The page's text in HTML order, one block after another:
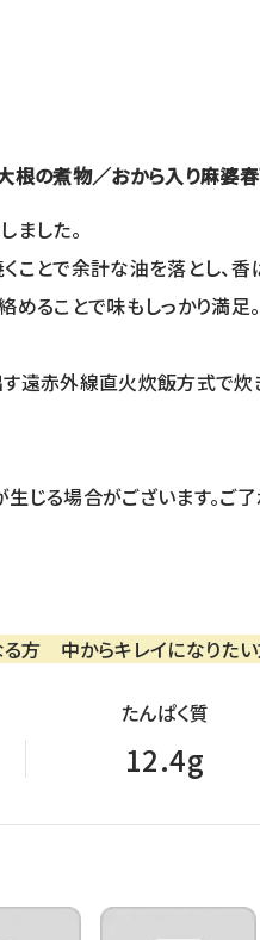
根の煮物／おから入り麻婆
ました。
ことで余計な油を落とし、
めることで味もしっかり満
遠赤外線直火炊飯方式で炊
じる場合がございます。ご了
方 中からキレイになりた
たんぱく質
12.4g